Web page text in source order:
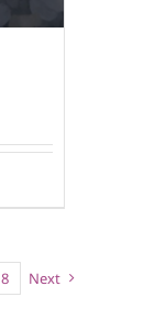
8 Next